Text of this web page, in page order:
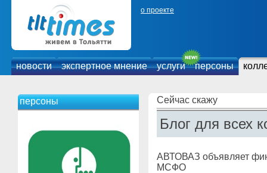
о проекте
новости экспертное мнение услуги персоны
персоны Сейчас скажу
Блог для всех
АВТОВАЗ объявляет
МСФО